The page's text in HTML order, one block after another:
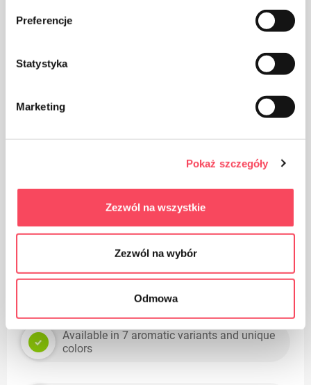
Preferencje
Statystyka
Marketing
Pokaż szczegóły
Zezwól na wszystkie
Zezwól na wybór
Odmowa
100 % recycelte ökologische Verpackung,
Aus strapazierfähiger Dreischichtfolie: Die
Available in 7 aromatic variants and unique
colors